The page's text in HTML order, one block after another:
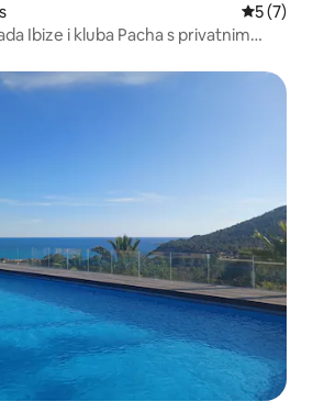
5 (7)
Ibize i kluba Pacha s privatnim